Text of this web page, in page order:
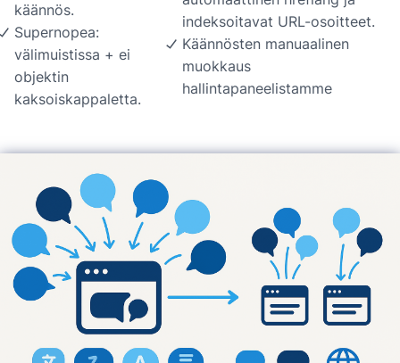
käännös.
Supernopea:
välimuistissa + ei
objektin
kaksoiskappaletta.
indeksoitavat URL-osoitteet.
Käännösten manuaalinen
muokkaus
hallintapaneelistamme